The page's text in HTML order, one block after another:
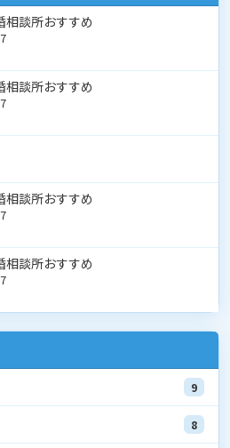
相談所おすすめ
相談所おすすめ
相談所おすすめ
相談所おすすめ
9
8